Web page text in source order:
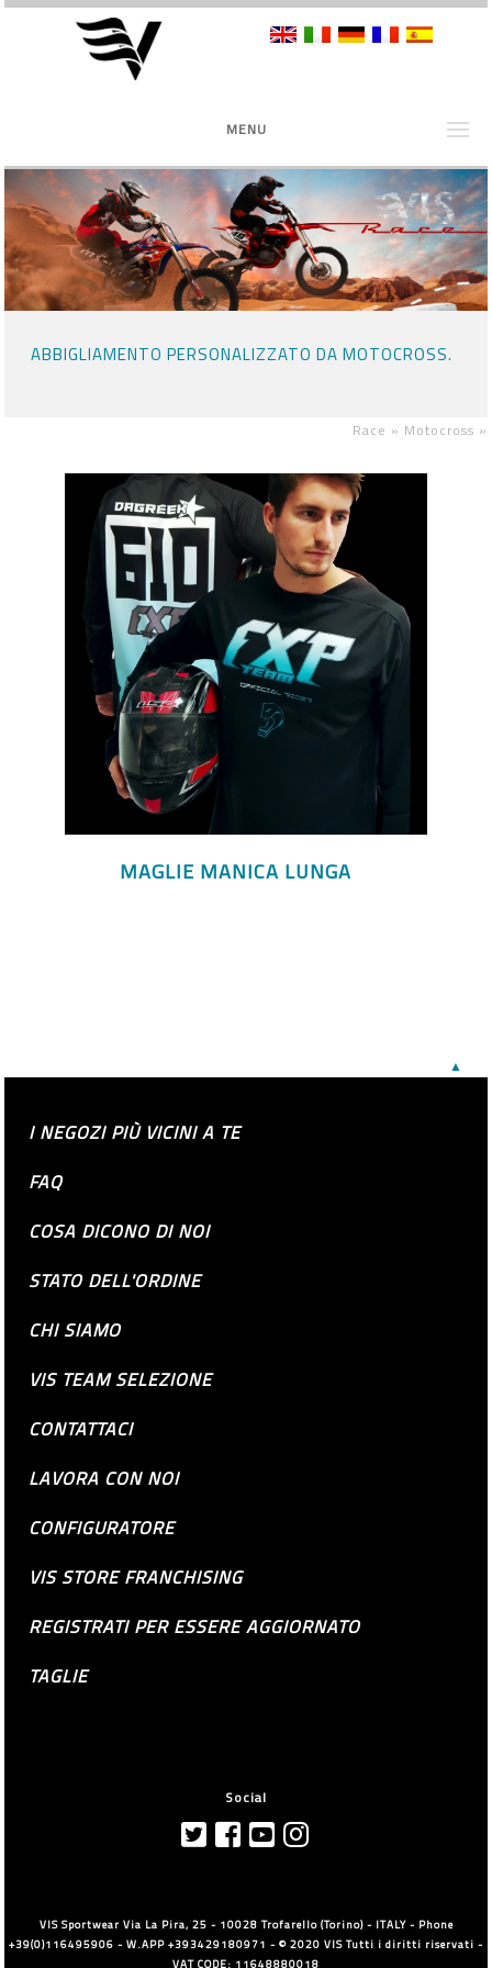
MENU
ABBIGLIAMENTO PERSONALIZZATO DA MOTOCROSS.
Race » Motocross »
MAGLIE MANICA LUNGA
▲
I NEGOZI PIÙ VICINI A TE
FAQ
COSA DICONO DI NOI
STATO DELL'ORDINE
CHI SIAMO
VIS TEAM SELEZIONE
CONTATTACI
LAVORA CON NOI
CONFIGURATORE
VIS STORE FRANCHISING
REGISTRATI PER ESSERE AGGIORNATO
TAGLIE
Social
VIS Sportwear Via La Pira, 25 - 10028 Trofarello (Torino) - ITALY - Phone
+39(0)116495906 - W.APP +393429180971 - © 2020 VIS Tutti i diritti riservati -
VAT CODE: 11648880018